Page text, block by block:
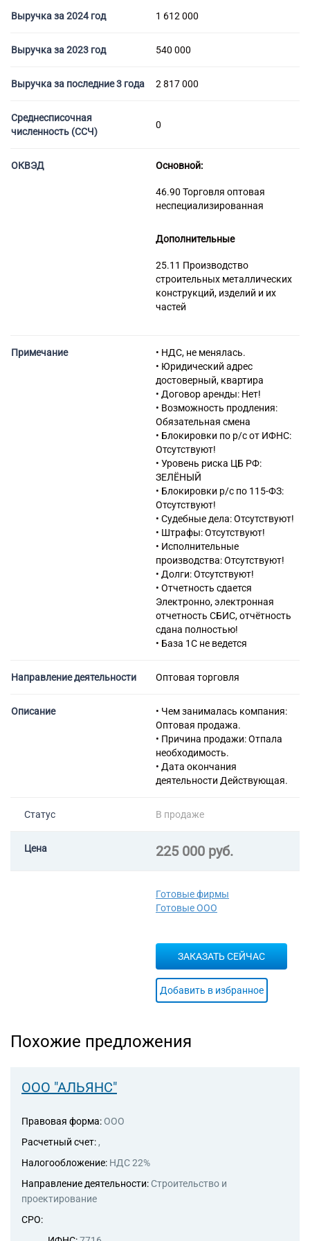
Выручка за 2024 год 1 612 000
Выручка за 2023 год 540 000
Выручка за последние 3 года 2 817 000
Среднесписочная
численность (ССЧ)
0
ОКВЭД Основной:
46.90 Торговля оптовая
неспециализированная
Дополнительные
25.11 Производство
строительных металлических
конструкций, изделий и их
частей
коммуникационной сети
Интернет
Примечание
• НДС, не менялась.
• Юридический адрес
достоверный, квартира
• Договор аренды: Нет!
• Возможность продления:
Обязательная смена
• Блокировки по р/с от ИФНС:
Отсутствуют!
• Уровень риска ЦБ РФ:
ЗЕЛЁНЫЙ
• Блокировки р/с по 115-ФЗ:
Отсутствуют!
• Судебные дела: Отсутствуют!
• Штрафы: Отсутствуют!
• Исполнительные
производства: Отсутствуют!
• Долги: Отсутствуют!
• Отчетность сдается
Электронно, электронная
отчетность СБИС, отчётность
сдана полностью!
• База 1С не ведется
Направление деятельности Оптовая торговля
Описание
• Чем занималась компания:
Оптовая продажа.
• Причина продажи: Отпала
необходимость.
• Дата окончания
деятельности Действующая.
Статус В продаже
Цена 225 000 руб.
Готовые фирмы
Готовые ООО
ЗАКАЗАТЬ СЕЙЧАС
Добавить в избранное
Похожие предложения
ООО "АЛЬЯНС"
Правовая форма: ООО
Расчетный счет: ,
Налогообложение: НДС 22%
Направление деятельности: Строительство и
проектирование
СРО: